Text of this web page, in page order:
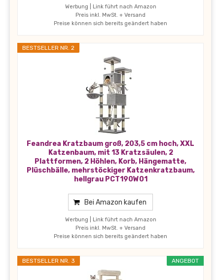
Werbung | Link führt nach Amazon
Preis inkl. MwSt. + Versand
Preise können sich bereits geändert haben
BESTSELLER NR. 2
Feandrea Kratzbaum groß, 203,5 cm hoch, XXL
Katzenbaum, mit 13 Kratzsäulen, 2
Plattformen, 2 Höhlen, Korb, Hängematte,
Plüschbälle, mehrstöckiger Katzenkratzbaum,
hellgrau PCT190W01
Bei Amazon kaufen
Werbung | Link führt nach Amazon
Preis inkl. MwSt. + Versand
Preise können sich bereits geändert haben
ANGEBOT
BESTSELLER NR. 3